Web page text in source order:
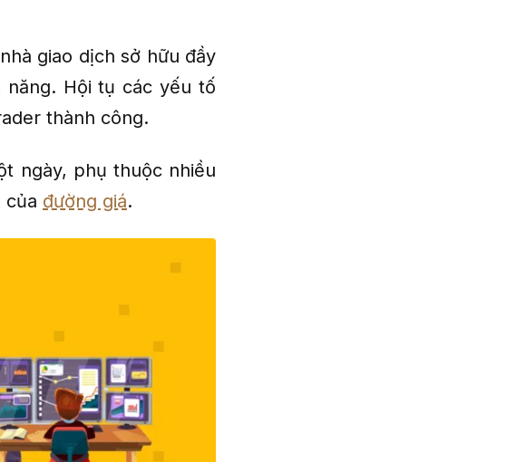
giao dịch sở hữu đầy
Hội tụ các yếu tố
thành công.
ngày, phụ thuộc nhiều
của đường giá.